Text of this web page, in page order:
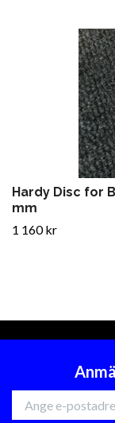
Hardy Disc for
mm
1 160 kr